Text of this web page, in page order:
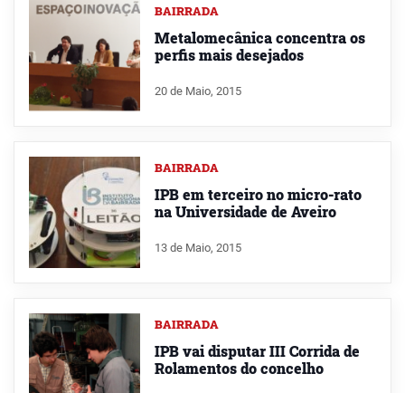
BAIRRADA
Metalomecânica concentra os
perfis mais desejados
20 de Maio, 2015
BAIRRADA
IPB em terceiro no micro-rato
na Universidade de Aveiro
13 de Maio, 2015
BAIRRADA
IPB vai disputar III Corrida de
Rolamentos do concelho